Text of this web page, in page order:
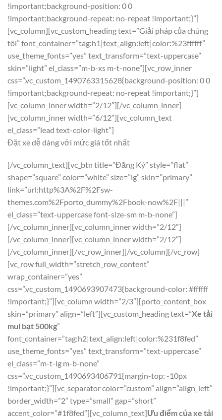
!important;background-position: 0 0
!important;background-repeat: no-repeat !important;}”]
[vc_column][vc_custom_heading text=”Giải pháp của chúng
tôi” font_container=”tag:h1|text_align:left|color:%23ffffff”
use_theme_fonts=”yes” text_transform=”text-uppercase”
skin=”light” el_class=”m-b-xs m-t-none”][vc_row_inner
css=”.vc_custom_1490763315628{background-position: 0 0
!important;background-repeat: no-repeat !important;}”]
[vc_column_inner width=”2/12″][/vc_column_inner]
[vc_column_inner width=”6/12″][vc_column_text
el_class=”lead text-color-light”]
Đặt xe dễ dàng với mức giá tốt nhất
[/vc_column_text][vc_btn title=”Đăng Ký” style=”flat”
shape=”square” color=”white” size=”lg” skin=”primary”
link=”url:http%3A%2F%2Fsw-
themes.com%2Fporto_dummy%2Fbook-now%2F|||”
el_class=”text-uppercase font-size-sm m-b-none”]
[/vc_column_inner][vc_column_inner width=”2/12″]
[/vc_column_inner][vc_column_inner width=”2/12″]
[/vc_column_inner][/vc_row_inner][/vc_column][/vc_row]
[vc_row full_width=”stretch_row_content”
wrap_container=”yes”
css=”.vc_custom_1490693907473{background-color: #ffffff
!important;}”][vc_column width=”2/3″][porto_content_box
skin=”primary” align=”left”][vc_custom_heading text=”Xe tải
mui bạt 500kg”
font_container=”tag:h2|text_align:left|color:%231f8fed”
use_theme_fonts=”yes” text_transform=”text-uppercase”
el_class=”m-t-lg m-b-none”
css=”.vc_custom_1490693406791{margin-top: -10px
!important;}”][vc_separator color=”custom” align=”align_left”
border_width=”2″ type=”small” gap=”short”
accent_color=”#1f8fed”][vc_column_text]Ưu điểm của xe tải